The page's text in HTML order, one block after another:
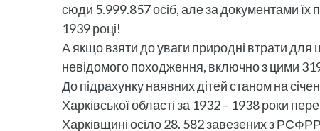
сюди 5.999.857 осіб, але за документами їх
1939 році!
А якщо взяти до уваги природні втрати для
невідомого походження, включно з цими
До підрахунку наявних дітей станом на
Харківської області за 1932 – 1938 роки
Харківщині осіло 28. 582 завезених з